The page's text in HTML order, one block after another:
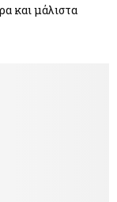
και μάλιστα